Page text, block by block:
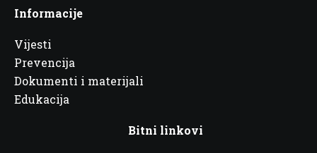
Informacije
Vijesti
Prevencija
Dokumenti i materijali
Edukacija
Bitni linkovi